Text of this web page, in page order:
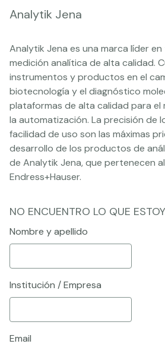
Analytik Jena
Analytik Jena es una marca líder
medición analítica de alta calidad.
instrumentos y productos en el
biotecnología y el diagnóstico
plataformas de alta calidad para el
la automatización. La precisión de
facilidad de uso son las máximas
desarrollo de los productos de
de Analytik Jena, que pertenecen
Endress+Hauser.
NO ENCUENTRO LO QUE
Nombre y apellido
Institución / Empresa
Email